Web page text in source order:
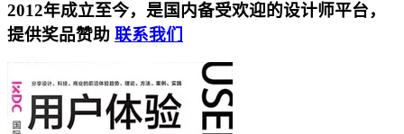
2012年成立至今，是国内备受欢迎的设计师平台，
提供奖品赞助 联系我们